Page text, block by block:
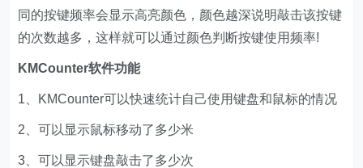
同的按键频率会显示高亮颜色，颜色越深说明敲击该按键
的次数越多，这样就可以通过颜色判断按键使用频率!
KMCounter软件功能
1、KMCounter可以快速统计自己使用键盘和鼠标的情况
2、可以显示鼠标移动了多少米
3、可以显示键盘敲击了多少次